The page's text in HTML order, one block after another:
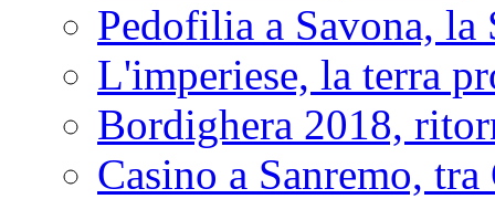
Pedofilia a Savona, la
L'imperiese, la terra
Bordighera 2018,
Casino a Sanremo,